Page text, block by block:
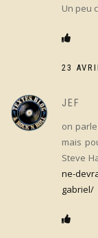
Un peu
23
JEF
on
mais
Steve
ne-
gabriel/